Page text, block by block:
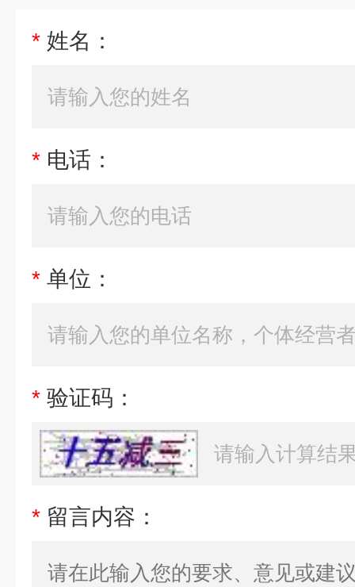
* 姓名：
* 电话：
* 单位：
* 验证码：
* 留言内容：